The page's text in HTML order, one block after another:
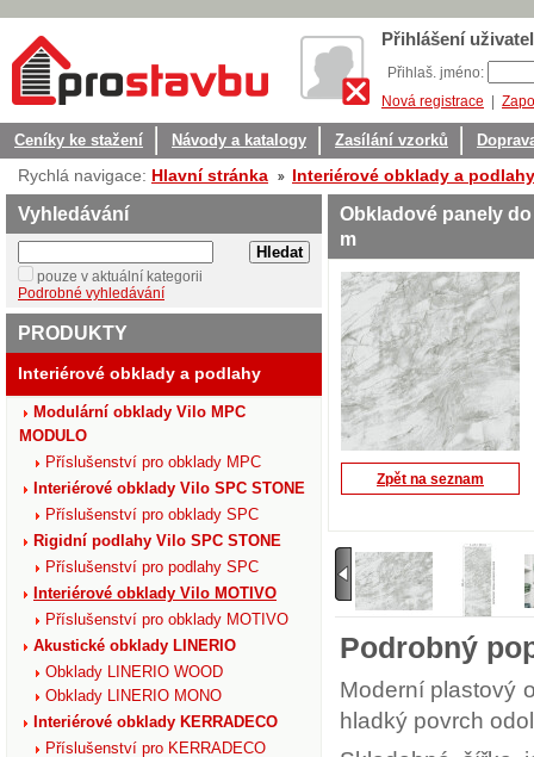
Obkladové panely
m
Zpět na seznam
Podrobný
Moderní plastový
hladký povrch
Vyhledávání
pouze v aktuální kategorii
Podrobné vyhledávání
PRODUKTY
Interiérové obklady a podlahy
Modulární obklady Vilo MPC
MODULO
Příslušenství pro obklady MPC
Interiérové obklady Vilo SPC STONE
Příslušenství pro obklady SPC
Rigidní podlahy Vilo SPC STONE
Příslušenství pro podlahy SPC
Interiérové obklady Vilo MOTIVO
Příslušenství pro obklady MOTIVO
Akustické obklady LINERIO
Obklady LINERIO WOOD
Obklady LINERIO MONO
Interiérové obklady KERRADECO
Příslušenství pro KERRADECO
Rychlá navigace: Hlavní stránka Interiérové obklady a podlahy
Ceníky ke stažení Návody a katalogy Zasílání vzorků
Přihlášení
Přihlaš. jméno:
Nová registrace